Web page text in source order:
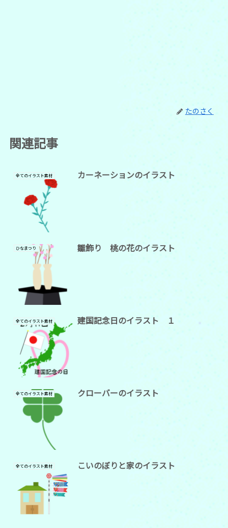
たのさく
関連記事
全てのイラスト素材 カーネーションのイラスト
ひなまつり 雛飾り 桃の花のイラスト
全てのイラスト素材 建国記念日のイラスト １
全てのイラスト素材 クローバーのイラスト
全てのイラスト素材 こいのぼりと家のイラスト